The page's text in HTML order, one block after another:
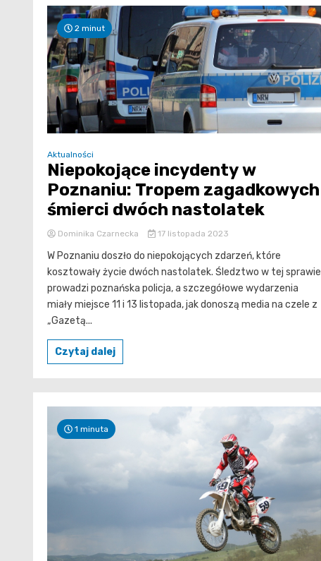
2 minut
Aktualności
Niepokojące incydenty w
Poznaniu: Tropem zagadkowych
śmierci dwóch nastolatek
Dominika Czarnecka 17 listopada 2023
W Poznaniu doszło do niepokojących zdarzeń, które
kosztowały życie dwóch nastolatek. Śledztwo w tej sprawie
prowadzi poznańska policja, a szczegółowe wydarzenia
miały miejsce 11 i 13 listopada, jak donoszą media na czele z
„Gazetą...
Czytaj dalej
1 minuta